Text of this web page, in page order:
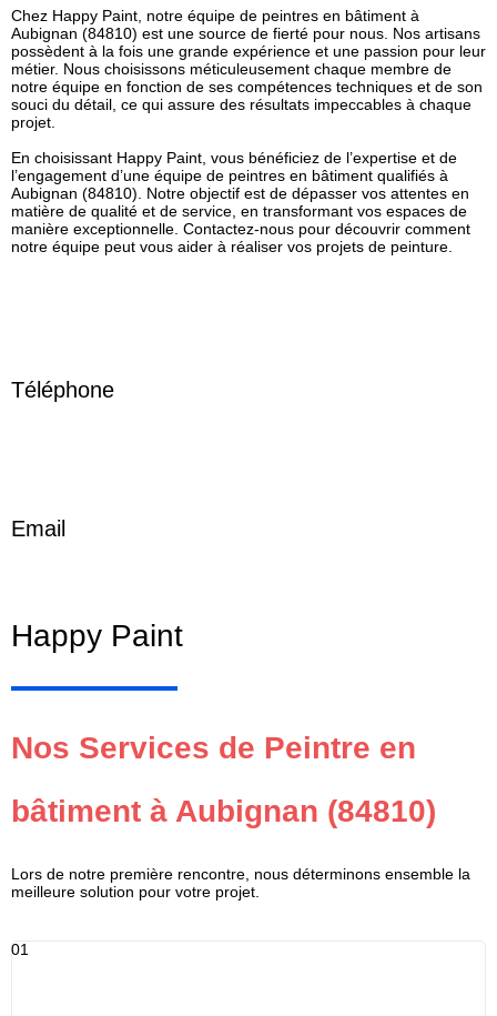
Chez Happy Paint, notre équipe de peintres en bâtiment à
Aubignan (84810) est une source de fierté pour nous. Nos artisans
possèdent à la fois une grande expérience et une passion pour leur
métier. Nous choisissons méticuleusement chaque membre de
notre équipe en fonction de ses compétences techniques et de son
souci du détail, ce qui assure des résultats impeccables à chaque
projet.
En choisissant Happy Paint, vous bénéficiez de l’expertise et de
l’engagement d’une équipe de peintres en bâtiment qualifiés à
Aubignan (84810). Notre objectif est de dépasser vos attentes en
matière de qualité et de service, en transformant vos espaces de
manière exceptionnelle. Contactez-nous pour découvrir comment
notre équipe peut vous aider à réaliser vos projets de peinture.
Téléphone
Email
Happy Paint
Nos Services de Peintre en
bâtiment à Aubignan (84810)
Lors de notre première rencontre, nous déterminons ensemble la
meilleure solution pour votre projet.
01